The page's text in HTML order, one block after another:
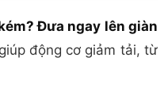
Đưa ngay lên giàn
động cơ giảm tải, từ